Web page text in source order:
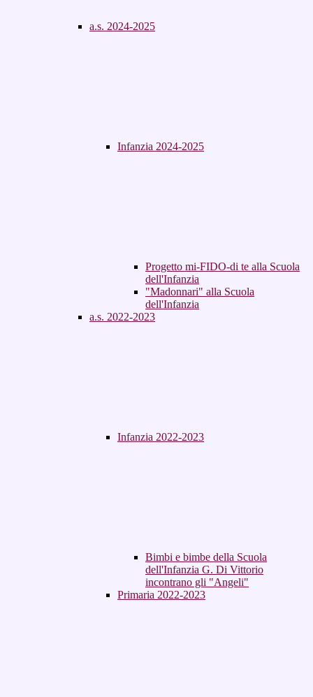
a.s. 2024-2025
Infanzia 2024-2025
Progetto mi-FIDO-di te alla Scuola
dell'Infanzia
"Madonnari" alla Scuola
dell'Infanzia
a.s. 2022-2023
Infanzia 2022-2023
Bimbi e bimbe della Scuola
dell'Infanzia G. Di Vittorio
incontrano gli "Angeli"
Primaria 2022-2023